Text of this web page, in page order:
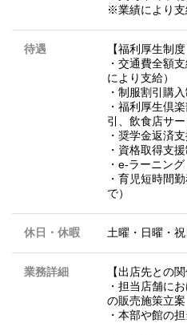
※業績により
待遇
【福利厚生制度
・交通費全額
により支給）
・制服割引購
・福利厚生倶
引、飲食店サー
・奨学金返済
・資格取得支
・e-ラーニング
・育児短時間
で）
休日・休暇 土曜・日曜・
業務詳細
【出店先との
・担当店舗に
の販売施策立案
・本部や館の